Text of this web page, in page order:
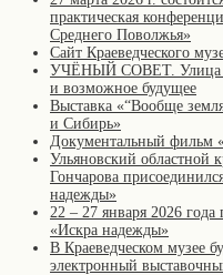
практическая
Среднего Поволжья»
Сайт Краеведческого
УЧЁНЫЙ СОВЕТ. Улица
и возможное будущее
Выставка «“Вообще
и Сибирь»
Документальный фильм
Ульяновский областной
Гончарова
надежды»
22 – 27 января 2026 года
«Искра надежды»
В Краеведческом музее
электронный